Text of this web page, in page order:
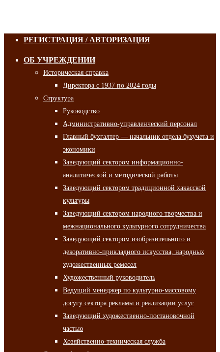
РЕГИСТРАЦИЯ / АВТОРИЗАЦИЯ
ОБ УЧРЕЖДЕНИИ
Историческая справка
Директора с 1937 по 2024 годы
Структура
Руководство
Административно-управленческий персонал
Главный бухгалтер — начальник отдела бухучета и
экономики
Заведующий сектором информационно-
аналитической и методической работы
Заведующий сектором традиционной хакасской
культуры
Заведующий сектором народного творчества и
межнационального культурного сотрудничества
Заведующий сектором изобразительного и
декоративно-прикладного искусства, народных
художественных ремесел
Художественный руководитель
Ведущий менеджер по культурно-массовому
досугу сектора рекламы и реализации услуг
Заведующий художественно-постановочной
частью
Хозяйственно-техническая служба